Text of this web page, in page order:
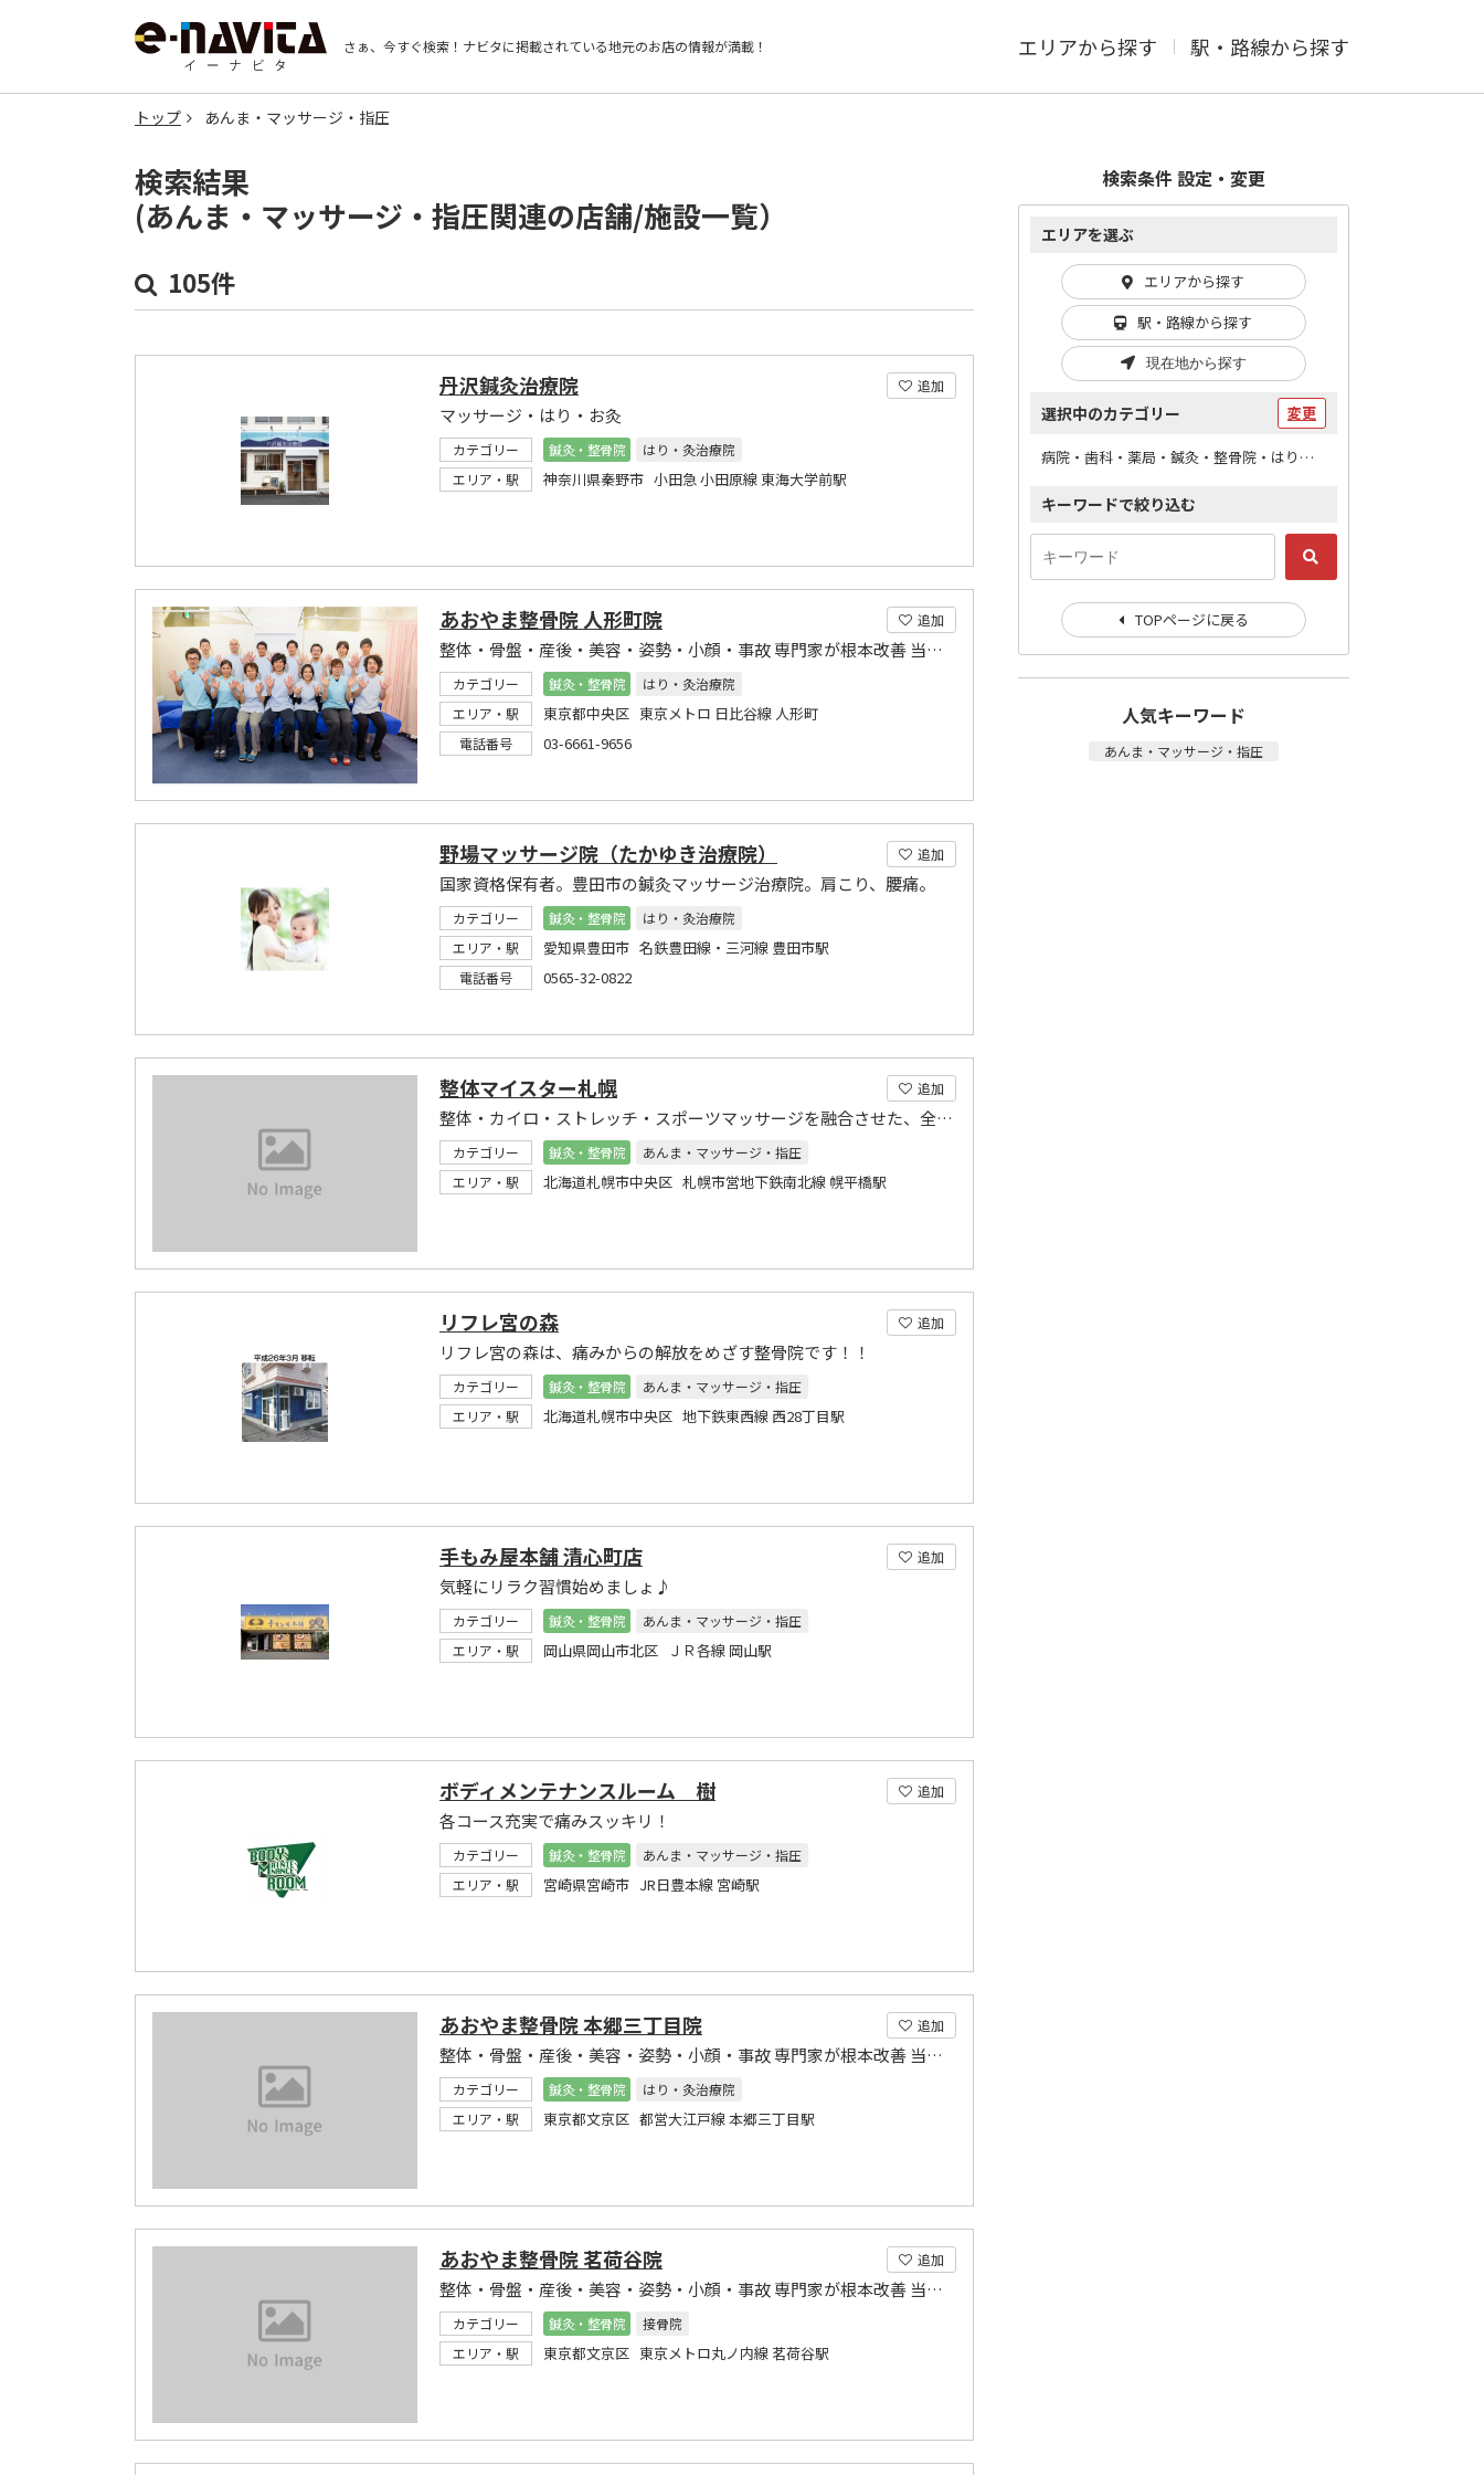
さぁ、今すぐ検索！ ナビタに掲載されている地元のお店の情報が満載！ エリアから探す 駅・路線から探す
トップ あんま・マッサージ・指圧
検索結果
(あんま・マッサージ・指圧関連の店舗/施設一覧）
105件
追加
丹沢鍼灸治療院
マッサージ・はり・お灸
カテゴリー 鍼灸・整骨院
はり・灸治療院
エリア・駅
神奈川県秦野市 小田急 小田原線 東海大学前駅
追加
あおやま整骨院 人形町院
整体・骨盤・産後・美容・姿勢・小顔・事故 専門家が根本改善 当院へは一番最後にお越し下さい
カテゴリー 鍼灸・整骨院
はり・灸治療院
エリア・駅
東京都中央区 東京メトロ 日比谷線 人形町
電話番号 03-6661-9656
追加
野場マッサージ院（たかゆき治療院）
国家資格保有者。豊田市の鍼灸マッサージ治療院。肩こり、腰痛。
カテゴリー 鍼灸・整骨院
はり・灸治療院
エリア・駅
愛知県豊田市 名鉄豊田線・三河線 豊田市駅
電話番号 0565-32-0822
追加
整体マイスター札幌
整体・カイロ・ストレッチ・スポーツマッサージを融合させた、全身パーフェクト整体です。
カテゴリー 鍼灸・整骨院
あんま・マッサージ・指圧
エリア・駅
北海道札幌市中央区 札幌市営地下鉄南北線 幌平橋駅
追加
リフレ宮の森
リフレ宮の森は、痛みからの解放をめざす整骨院です！！
カテゴリー 鍼灸・整骨院
あんま・マッサージ・指圧
エリア・駅
北海道札幌市中央区 地下鉄東西線 西28丁目駅
追加
手もみ屋本舗 清心町店
気軽にリラク習慣始めましょ♪
カテゴリー 鍼灸・整骨院
あんま・マッサージ・指圧
エリア・駅
岡山県岡山市北区 ＪＲ各線 岡山駅
追加
ボディメンテナンスルーム 樹
各コース充実で痛みスッキリ！
カテゴリー 鍼灸・整骨院
あんま・マッサージ・指圧
エリア・駅
宮崎県宮崎市 JR日豊本線 宮崎駅
追加
あおやま整骨院 本郷三丁目院
整体・骨盤・産後・美容・姿勢・小顔・事故 専門家が根本改善 当院へは一番最後にお越し下さい
カテゴリー 鍼灸・整骨院
はり・灸治療院
エリア・駅
東京都文京区 都営大江戸線 本郷三丁目駅
追加
あおやま整骨院 茗荷谷院
整体・骨盤・産後・美容・姿勢・小顔・事故 専門家が根本改善 当院へは一番最後にお越し下さい
カテゴリー 鍼灸・整骨院
接骨院
エリア・駅
東京都文京区 東京メトロ丸ノ内線 茗荷谷駅
検索条件 設定・変更
エリアを選ぶ
エリアから探す
駅・路線から探す
現在地から探す
選択中のカテゴリー 変更
病院・歯科・薬局・鍼灸・整骨院・はりマッサージ / あんま・マッサージ・指圧
キーワードで絞り込む
TOPページに戻る
人気キーワード
あんま・マッサージ・指圧